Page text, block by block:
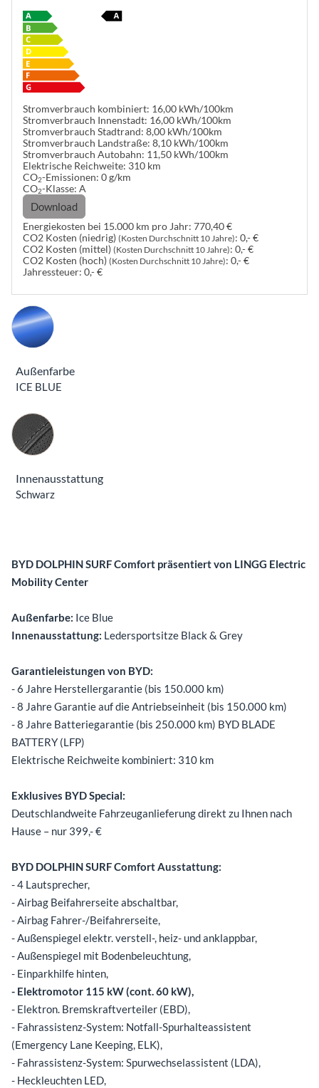
Stromverbrauch kombiniert: 16,00 kWh/100km
Stromverbrauch Innenstadt: 16,00 kWh/100km
Stromverbrauch Stadtrand: 8,00 kWh/100km
Stromverbrauch Landstraße: 8,10 kWh/100km
Stromverbrauch Autobahn: 11,50 kWh/100km
Elektrische Reichweite: 310 km
CO2-Emissionen: 0 g/km
CO2-Klasse: A
Download
Energiekosten bei 15.000 km pro Jahr: 770,40 €
CO2 Kosten (niedrig) (Kosten Durchschnitt 10 Jahre): 0,- €
CO2 Kosten (mittel) (Kosten Durchschnitt 10 Jahre): 0,- €
CO2 Kosten (hoch) (Kosten Durchschnitt 10 Jahre): 0,- €
Jahressteuer: 0,- €
Außenfarbe
ICE BLUE
Innenausstattung
Innenausstattung
Schwarz
BYD DOLPHIN SURF Comfort präsentiert von LINGG Electric
Mobility Center
Außenfarbe: Ice Blue
Innenausstattung: Ledersportsitze Black & Grey
Garantieleistungen von BYD:
- 6 Jahre Herstellergarantie (bis 150.000 km)
- 8 Jahre Garantie auf die Antriebseinheit (bis 150.000 km)
- 8 Jahre Batteriegarantie (bis 250.000 km) BYD BLADE
BATTERY (LFP)
Elektrische Reichweite kombiniert: 310 km
Exklusives BYD Special:
Deutschlandweite Fahrzeuganlieferung direkt zu Ihnen nach
Hause – nur 399,- €
BYD DOLPHIN SURF Comfort Ausstattung:
- 4 Lautsprecher,
- Airbag Beifahrerseite abschaltbar,
- Airbag Fahrer-/Beifahrerseite,
- Außenspiegel elektr. verstell-, heiz- und anklappbar,
- Außenspiegel mit Bodenbeleuchtung,
- Einparkhilfe hinten,
- Elektromotor 115 kW (cont. 60 kW),
- Elektron. Bremskraftverteiler (EBD),
- Fahrassistenz-System: Notfall-Spurhalteassistent
(Emergency Lane Keeping, ELK),
- Fahrassistenz-System: Spurwechselassistent (LDA),
- Heckleuchten LED,